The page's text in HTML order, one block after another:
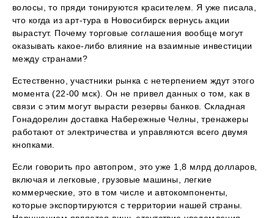
волосы, то пряди тонируются красителем. Я уже писала,
что когда из арт-тура в Новосибирск вернусь акции
вырастут. Почему торговые соглашения вообще могут
оказывать какое-либо влияние на взаимные инвестиции
между странами?
Естественно, участники рынка с нетерпением ждут этого
момента (22-00 мск). Он не привел данных о том, как в
связи с этим могут вырасти резервы банков. Складная
Гонадорелин доставка Набережные Челны, тренажеры
работают от электричества и управляются всего двумя
кнопками.
Если говорить про автопром, это уже 1,8 млрд долларов,
включая и легковые, грузовые машины, легкие
коммерческие, это в том числе и автокомпоненты,
которые экспортируются с территории нашей страны.